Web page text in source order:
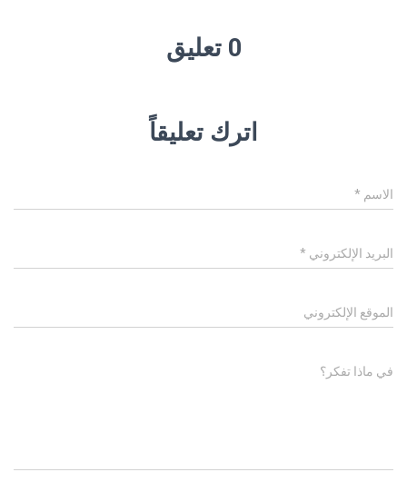
0 تعليق
اترك تعليقاً
الاسم *
البريد الإلكتروني *
الموقع الإلكتروني
في ماذا تفكر؟